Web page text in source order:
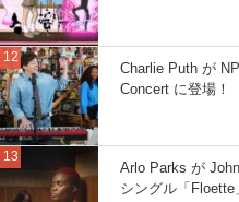
Charlie Puth が
Concert に登場！
Arlo Parks が
シングル「Floette